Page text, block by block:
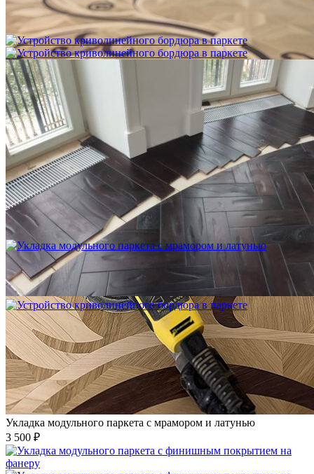
Межслойная шлифовка паркета
1 200 ₽
Устройство криволинейного бордюра в паркете
2 500 ₽
Укладка модульного паркета с мрамором и латунью
3 500 ₽